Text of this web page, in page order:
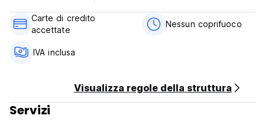
Whether you’re looking to explore the vibrant nightlife,
snorkel in crystal-clear waters, or unwind in a tranquil
setting, Creative Trawangan Stay delivers a warm,
welcoming experience at great value.
Carte di credito
accettate
Nessun coprifuoco
IVA inclusa
Visualizza regole della struttura
Servizi